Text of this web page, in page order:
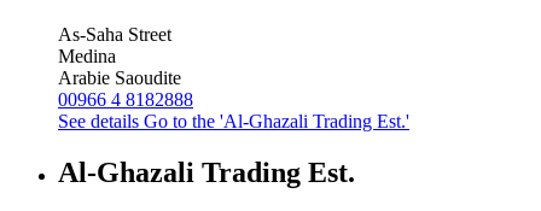
As-Saha Street
Medina
Arabie Saoudite
00966 4 8182888
See details Go to the 'Al-Ghazali Trading Est.'
Al-Ghazali Trading Est.